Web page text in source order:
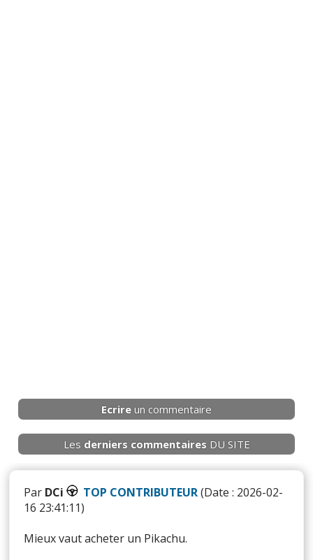
Ecrire un commentaire
Les derniers commentaires DU SITE
Par DCi TOP CONTRIBUTEUR(Date : 2026-02-
16 23:41:11)
Mieux vaut acheter un Pikachu.